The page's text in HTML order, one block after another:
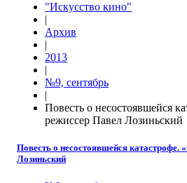
"Искусство кино"
|
Архив
|
2013
|
№9, сентябрь
|
Повесть о несостоявшейся
режиссер Павел Лозиньский
Повесть о несостоявшейся катастрофе.
Лозиньский